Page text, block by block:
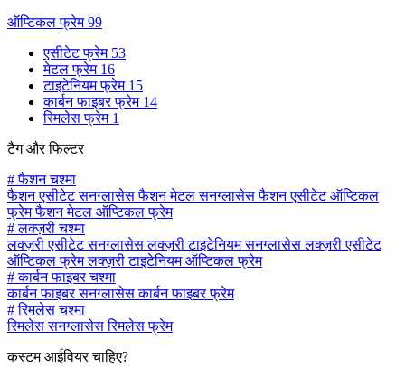
ऑप्टिकल फ्रेम 99
एसीटेट फ्रेम 53
मेटल फ्रेम 16
टाइटेनियम फ्रेम 15
कार्बन फाइबर फ्रेम 14
रिमलेस फ्रेम 1
टैग और फिल्टर
#फैशन चश्मा
फैशन एसीटेट सनग्लासेसफैशन मेटल सनग्लासेसफैशन एसीटेट ऑप्टिकल
फ्रेमफैशन मेटल ऑप्टिकल फ्रेम
#लक्ज़री चश्मा
लक्ज़री एसीटेट सनग्लासेसलक्ज़री टाइटेनियम सनग्लासेसलक्ज़री एसीटेट
ऑप्टिकल फ्रेमलक्ज़री टाइटेनियम ऑप्टिकल फ्रेम
#कार्बन फाइबर चश्मा
कार्बन फाइबर सनग्लासेसकार्बन फाइबर फ्रेम
#रिमलेस चश्मा
रिमलेस सनग्लासेसरिमलेस फ्रेम
कस्टम आईवियर चाहिए?